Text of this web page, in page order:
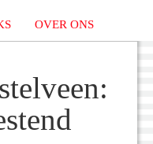
OVER ONS